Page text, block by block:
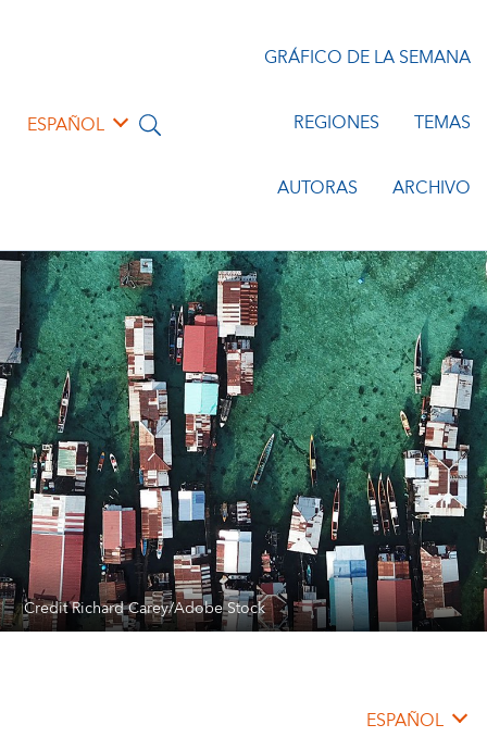
ESPAÑOL
GRÁFICO DE LA SEMANA
REGIONES TEMAS
AUTORAS ARCHIVO
Credit Richard Carey/Adobe Stock
ESPAÑOL